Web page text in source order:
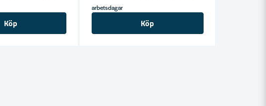
Köp
arbetsdagar
Köp